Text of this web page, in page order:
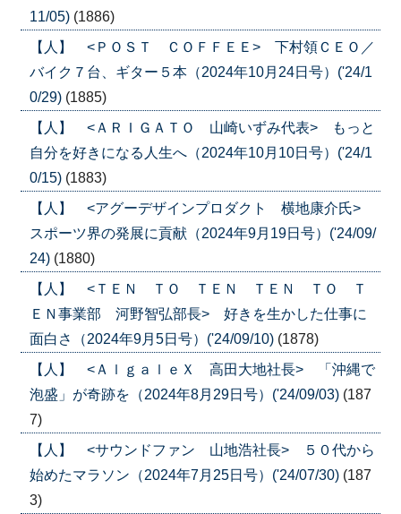
11/05) (1886)
【人】 <ＰＯＳＴ ＣＯＦＦＥＥ> 下村領ＣＥＯ／
バイク７台、ギター５本（2024年10月24日号）('24/1
0/29) (1885)
【人】 <ＡＲＩＧＡＴＯ 山崎いずみ代表> もっと
自分を好きになる人生へ（2024年10月10日号）('24/1
0/15) (1883)
【人】 <アグーデザインプロダクト 横地康介氏>
スポーツ界の発展に貢献（2024年9月19日号）('24/09/
24) (1880)
【人】 <ＴＥＮ ＴＯ ＴＥＮ ＴＥＮ ＴＯ Ｔ
ＥＮ事業部 河野智弘部長> 好きを生かした仕事に
面白さ（2024年9月5日号）('24/09/10) (1878)
【人】 <ＡｌｇａｌｅＸ 高田大地社長> 「沖縄で
泡盛」が奇跡を（2024年8月29日号）('24/09/03) (187
7)
【人】 <サウンドファン 山地浩社長> ５０代から
始めたマラソン（2024年7月25日号）('24/07/30) (187
3)